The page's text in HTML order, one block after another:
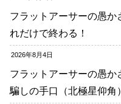
フラットアーサーの愚か
れだけで終わる！
2026年8月4日
フラットアーサーの愚
騙しの手口（北極星仰角）